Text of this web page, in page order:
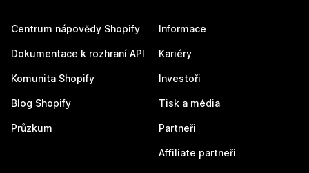
Centrum nápovědy Shopify
Dokumentace k rozhraní API
Komunita Shopify
Blog Shopify
Průzkum
Informace
Kariéry
Investoři
Tisk a média
Partneři
Affiliate partneři